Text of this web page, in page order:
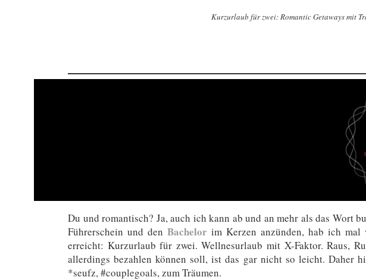
Kurzurlaub für zwei: Romantic Getaways mit
Du und romantisch? Ja, auch ich kann ab und an mehr als das Wort
Führerschein und den Bachelorim Kerzen anzünden, hab ich mal
erreicht: Kurzurlaub für zwei. Wellnesurlaub mit X-Faktor. Raus,
allerdings bezahlen können soll, ist das gar nicht so leicht. Daher
*seufz, #couplegoals, zum Träumen.